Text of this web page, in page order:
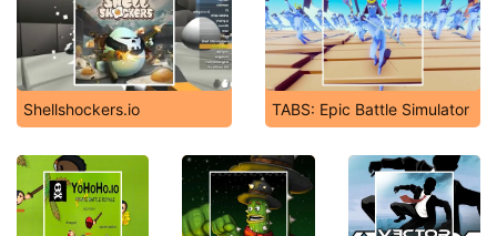
Shellshockers.io TABS: Epic Battle Simulator